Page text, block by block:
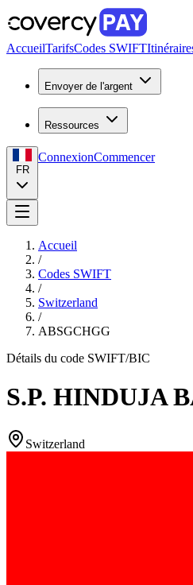
AccueilTarifsCodes SWIFT
Envoyer de l'argent
Ressources
FR
ConnexionCommencer
Accueil
/
Codes SWIFT
/
Switzerland
/
ABSGCHGG
Détails du code SWIFT/BIC
S.P. HINDUJA
Switzerland